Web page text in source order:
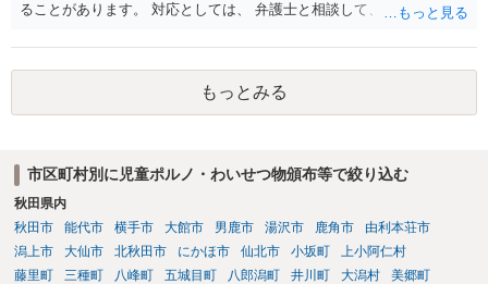
ることがあります。 対応としては、 弁護士と相談して、 児童ポルノ
談しておく などが考えられます。
もっとみる
市区町村別に児童ポルノ・わいせつ物頒布等で絞り込む
秋田県内
秋田市
能代市 横手市 大館市 男鹿市 湯沢市 鹿角市
由利本荘市
潟上市
大仙市 北秋田市 にかほ市 仙北市 小坂町
上小阿仁村
藤里町
三種町 八峰町 五城目町 八郎潟町 井川町 大潟村
美郷町